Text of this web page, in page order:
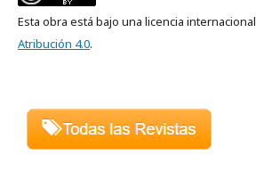
Esta obra está bajo una licencia internacional
Atribución 4.0.